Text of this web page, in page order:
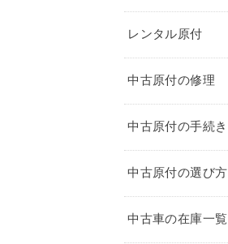
レンタル原付
中古原付の修理
中古原付の手続き
中古原付の選び方
中古車の在庫一覧